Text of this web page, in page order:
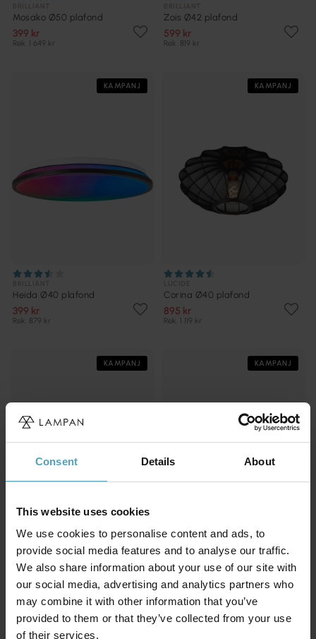
Consent Details About
This website uses cookies
We use cookies to personalise content and ads, to
provide social media features and to analyse our traffic.
We also share information about your use of our site with
our social media, advertising and analytics partners who
may combine it with other information that you’ve
provided to them or that they’ve collected from your use
of their services.
Mosako Ø50 plafond
399 kr
Rek. 1 649 kr
Zois Ø42 plafond
599 kr
Rek. 819 kr
KAMPANJ
Heida Ø40 plafond
399 kr
Rek. 879 kr
KAMPANJ
Corina Ø40 plafond
895 kr
Rek. 1 119 kr
KAMPANJ
BRILLIANT
Jorvic 62cm plafond
407 kr
Rek. 509 kr
KAMPANJ
LUCIDE
Sharan Ø38 plafond
599 kr
Rek. 1 639 kr